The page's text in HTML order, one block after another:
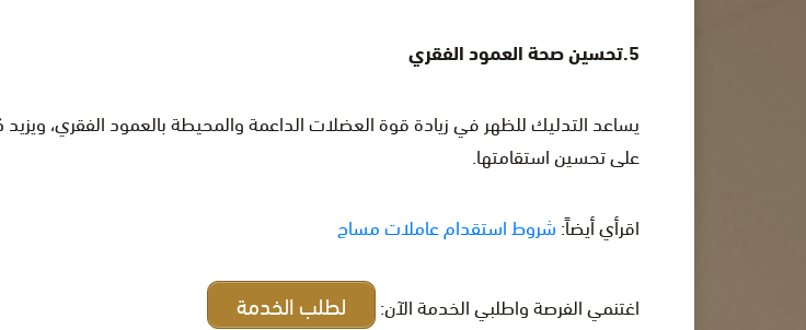
5.تحسين صحة العمود الفقري
يساعد التدليك للظهر في زيادة قوة العضلات الداعمة والمحيطة بالعمود الفقري،
على تحسين استقامتها.
اقرأي أيضاً:شروط استقدام عاملات مساج
اغتنمي الفرصة واطلبي الخدمة الآن: لطلب الخدمة